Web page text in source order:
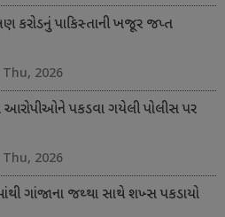
કરોડનું પાકિસ્તાની ખજૂર જપ્ત
2026
આરોપીઓને પકડવા ગયેલી પોલીસ પર
2026
ગાંજાના જથ્થા સાથે શખ્સ પકડાયો